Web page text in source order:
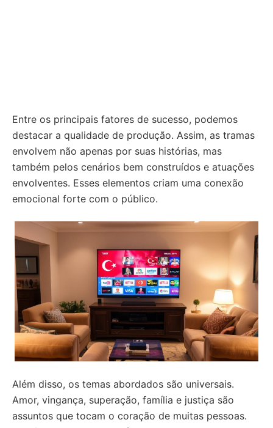
Entre os principais fatores de sucesso, podemos
destacar a qualidade de produção. Assim, as tramas
envolvem não apenas por suas histórias, mas
também pelos cenários bem construídos e atuações
envolventes. Esses elementos criam uma conexão
emocional forte com o público.
Além disso, os temas abordados são universais.
Amor, vingança, superação, família e justiça são
assuntos que tocam o coração de muitas pessoas.